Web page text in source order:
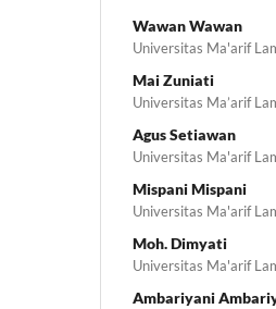
Wawan Wawan
Universitas Ma'arif
Mai Zuniati
Universitas Ma’arif
Agus Setiawan
Universitas Ma'arif
Mispani Mispani
Universitas Ma'arif
Moh. Dimyati
Universitas Ma'arif
Ambariyani